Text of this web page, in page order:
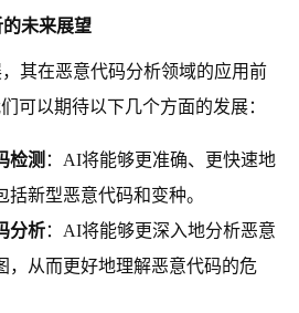
未来展望
其在恶意代码分析领域的应用前
可以期待以下几个方面的发展：
检测 ：AI将能够更准确、更快速地
新型恶意代码和变种。
分析：AI将能够更深入地分析恶意
，从而更好地理解恶意代码的危